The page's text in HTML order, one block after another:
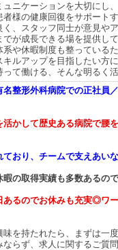
ュニケーションを大切にし
様の健康回復をサポート
、スタッフ同士が意見や
でが成長できる場を提供し
系や休暇制度も整っている
ルアップを目指したい方
て働ける、そんな明るく
名整形外科病院での正社員
活かして歴史ある病院で腰
ており、チームで支えあい
の取得実績も多数あるの
あるのでお休みも充実◎ワ
を持たれたら、まずは一
らず、求人に関するご質